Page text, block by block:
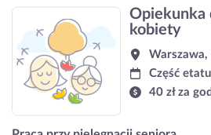
Opiekunka
kobiety
Warszawa,
Część etatu
40 zł za